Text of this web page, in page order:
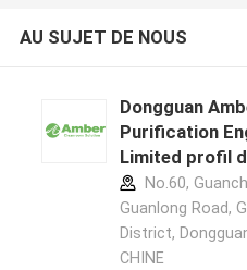
AU SUJET DE NOUS
Dongguan
Purification
Limited profil
No.60,
Guanlong Road,
District,
CHINE